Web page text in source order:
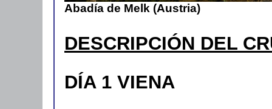
Abadía de Melk (Austria)
DESCRIPCIÓN DEL
DÍA 1 VIENA